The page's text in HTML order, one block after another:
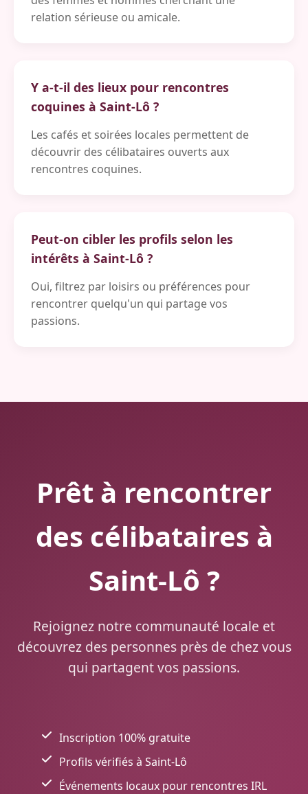
relation sérieuse ou amicale.
Y a-t-il des lieux pour rencontres
coquines à Saint-Lô ?
Les cafés et soirées locales permettent de
découvrir des célibataires ouverts aux
rencontres coquines.
Peut-on cibler les profils selon les
intérêts à Saint-Lô ?
Oui, filtrez par loisirs ou préférences pour
rencontrer quelqu'un qui partage vos
passions.
Prêt à rencontrer
des célibataires à
Saint-Lô ?
Rejoignez notre communauté locale et
découvrez des personnes près de chez vous
qui partagent vos passions.
Inscription 100% gratuite
Profils vérifiés à Saint-Lô
Événements locaux pour rencontres IRL